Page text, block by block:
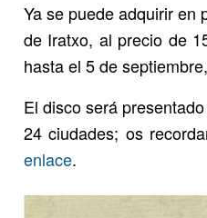
Ya se puede adquirir en
de Iratxo, al precio de
hasta el 5 de
El disco será
24 ciudades; os
enlace.